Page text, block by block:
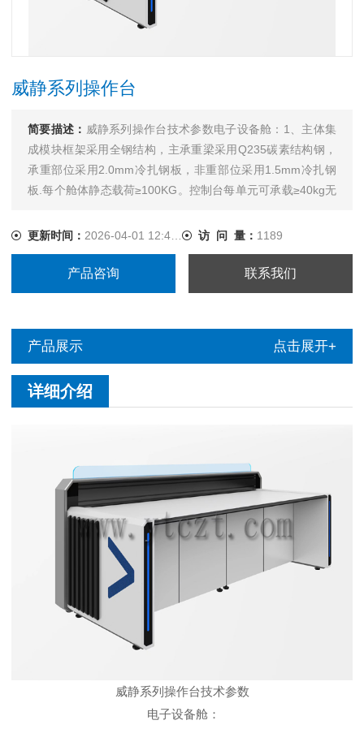
威静系列操作台
简要描述： 威静系列操作台技术参数电子设备舱：1、主体集
成模块框架采用全钢结构，主承重梁采用Q235碳素结构钢，
承重部位采用2.0mm冷扎钢板，非重部位采用1.5mm冷扎钢
板.每个舱体静态载荷≥100KG。控制台每单元可承载≥40kg无
型，二氧化碳焊焊接后打磨光滑。表面处理经酸...
更新时间： 2026-04-01 12:49:46 访 问 量： 1189
产品咨询 联系我们
产品展示 点击展开+
详细介绍
威静系列操作台技术参数
电子设备舱：